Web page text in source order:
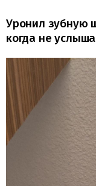
Уронил зубную
когда не